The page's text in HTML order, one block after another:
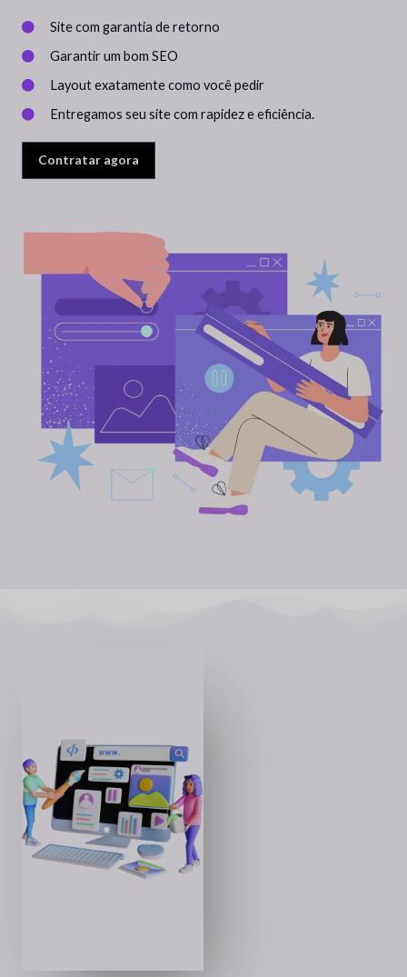
Site com garantia de retorno
Garantir um bom SEO
Layout exatamente como você pedir
Entregamos seu site com rapidez e eficiência.
Contratar agora